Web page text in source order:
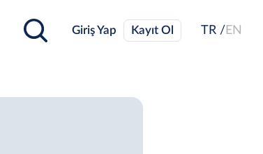
Giriş Yap Kayıt Ol TR / EN